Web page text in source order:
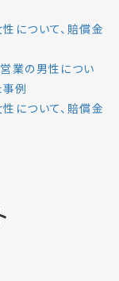
について、賠償金
業の男性につい
事例
について、賠償金